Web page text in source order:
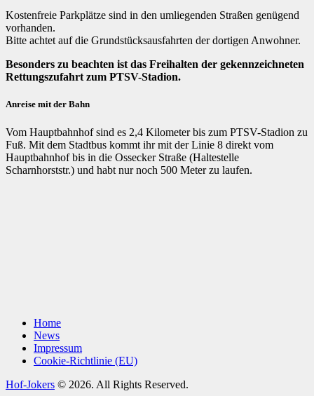
Kostenfreie Parkplätze sind in den umliegenden Straßen genügend
vorhanden.
Bitte achtet auf die Grundstücksausfahrten der dortigen Anwohner.
Besonders zu beachten ist das Freihalten der gekennzeichneten
Rettungszufahrt zum PTSV-Stadion.
Anreise mit der Bahn
Vom Hauptbahnhof sind es 2,4 Kilometer bis zum PTSV-Stadion zu
Fuß. Mit dem Stadtbus kommt ihr mit der Linie 8 direkt vom
Hauptbahnhof bis in die Ossecker Straße (Haltestelle
Scharnhorststr.) und habt nur noch 500 Meter zu laufen.
Home
News
Impressum
Cookie-Richtlinie (EU)
Hof-Jokers © 2026. All Rights Reserved.